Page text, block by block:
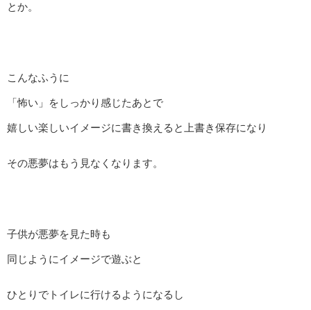
とか。
こんなふうに
「怖い」をしっかり感じたあとで
嬉しい楽しいイメージに書き換えると上書き保存になり
その悪夢はもう見なくなります。
子供が悪夢を見た時も
同じようにイメージで遊ぶと
ひとりでトイレに行けるようになるし